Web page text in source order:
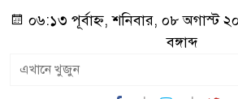
০৬:১৩ পূর্বাহ্ন, শনিবার, ০৮ অগাস্ট
বঙ্গাব্দ